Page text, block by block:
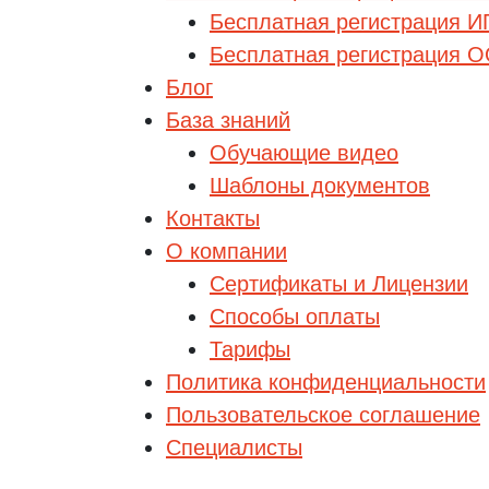
Бесплатная регистрация
Бесплатная регистрация
Блог
База знаний
Обучающие видео
Шаблоны документов
Контакты
О компании
Сертификаты и Лицензии
Способы оплаты
Тарифы
Политика конфиденциальности
Пользовательское соглашение
Специалисты